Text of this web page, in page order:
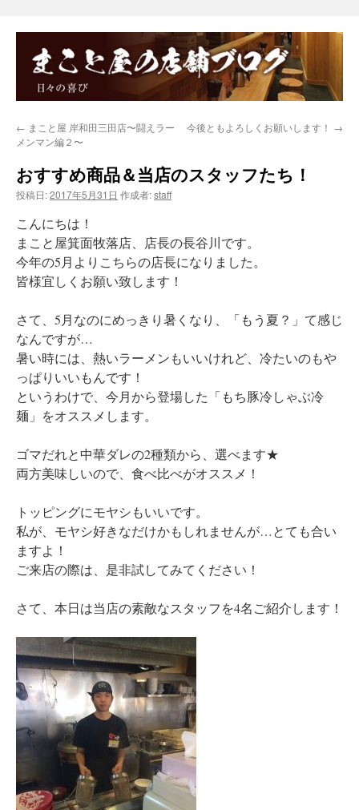
← まこと屋 岸和田三田店〜闘えラー
メンマン編２〜
今後ともよろしくお願いします！ →
おすすめ商品＆当店のスタッフたち！
投稿日:2017年5月31日 作成者:staff
こんにちは！
まこと屋箕面牧落店、店長の長谷川です。
今年の5月よりこちらの店長になりました。
皆様宜しくお願い致します！
さて、5月なのにめっきり暑くなり、「もう夏？」て感じ
なんですが…
暑い時には、熱いラーメンもいいけれど、冷たいのもや
っぱりいいもんです！
というわけで、今月から登場した「もち豚冷しゃぶ冷
麺」をオススメします。
ゴマだれと中華ダレの2種類から、選べます★
両方美味しいので、食べ比べがオススメ！
トッピングにモヤシもいいです。
私が、モヤシ好きなだけかもしれませんが…とても合い
ますよ！
ご来店の際は、是非試してみてください！
さて、本日は当店の素敵なスタッフを4名ご紹介します！